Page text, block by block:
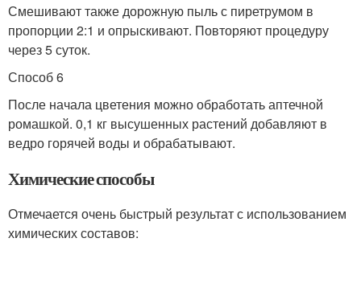
Смешивают также дорожную пыль с пиретрумом в
пропорции 2:1 и опрыскивают. Повторяют процедуру
через 5 суток.
Способ 6
После начала цветения можно обработать аптечной
ромашкой. 0,1 кг высушенных растений добавляют в
ведро горячей воды и обрабатывают.
Химические способы
Отмечается очень быстрый результат с использованием
химических составов: